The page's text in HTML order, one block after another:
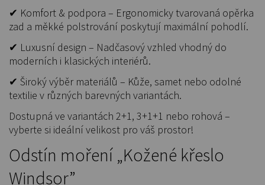
✔ Komfort & podpora – Ergonomicky tvarovaná opěrka
zad a měkké polstrování poskytují maximální pohodlí.
✔ Luxusní design – Nadčasový vzhled vhodný do
moderních i klasických interiérů.
✔ Široký výběr materiálů – Kůže, samet nebo odolné
textilie v různých barevných variantách.
Dostupná ve variantách 2+1, 3+1+1 nebo rohová –
vyberte si ideální velikost pro váš prostor!
Odstín moření „Kožené křeslo
Windsor”